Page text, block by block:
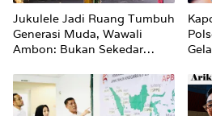
Jukulele Jadi Ruang Tumbuh
Generasi Muda, Wawali
Ambon: Bukan Sekedar